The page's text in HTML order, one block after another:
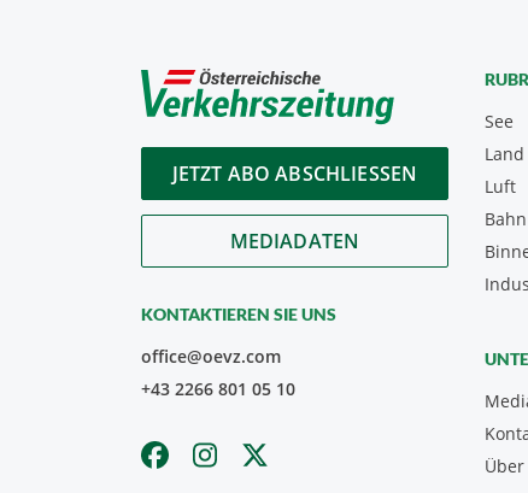
JETZT ABO ABSCHLIESSEN
MEDIADATEN
KONTAKTIEREN SIE UNS
office@oevz.com
+43 2266 801 05 10
See
Land
Luft
Bahn
Über